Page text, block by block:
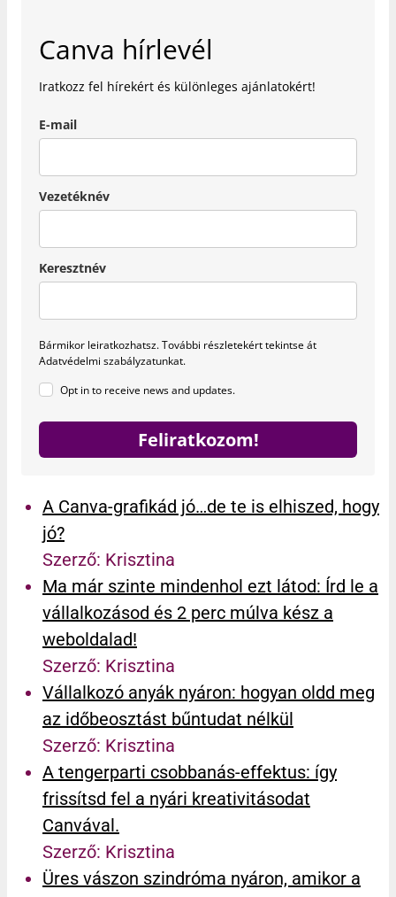
Canva hírlevél
Iratkozz fel hírekért és különleges ajánlatokért!
E-mail
Vezetéknév
Keresztnév
Bármikor leiratkozhatsz.További részletekért tekintse át
Adatvédelmi szabályzatunkat.
Opt in to receive news and updates.
Feliratkozom!
A Canva-grafikád jó…de te is elhiszed, hogy
jó?
Szerző: Krisztina
Ma már szinte mindenhol ezt látod: Írd le a
vállalkozásod és 2 perc múlva kész a
weboldalad!
Szerző: Krisztina
Vállalkozó anyák nyáron: hogyan oldd meg
az időbeosztást bűntudat nélkül
Szerző: Krisztina
A tengerparti csobbanás-effektus: így
frissítsd fel a nyári kreativitásodat
Canvával.
Szerző: Krisztina
Üres vászon szindróma nyáron, amikor a